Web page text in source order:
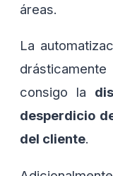
áreas.
La
consigo la
desperdicio
del cliente.